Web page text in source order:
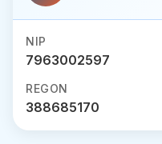
NIP
7963002597
REGON
388685170